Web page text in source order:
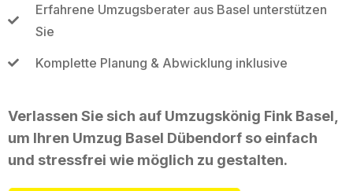
Erfahrene Umzugsberater aus Basel unterstützen
Sie
Komplette Planung & Abwicklung inklusive
Verlassen Sie sich auf Umzugskönig Fink Basel,
um Ihren Umzug Basel Dübendorf so einfach
und stressfrei wie möglich zu gestalten.